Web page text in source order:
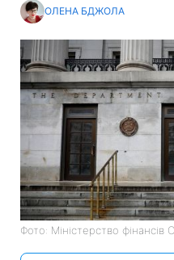
ОЛЕНА БДЖОЛА
Фото: Міністерство